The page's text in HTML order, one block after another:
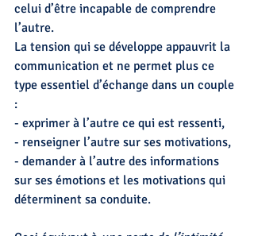
celui d’être incapable de comprendre
l’autre.
La tension qui se développe appauvrit la
communication et ne permet plus ce
type essentiel d’échange dans un couple
:
- exprimer à l’autre ce qui est ressenti,
- renseigner l’autre sur ses motivations,
- demander à l’autre des informations
sur ses émotions et les motivations qui
déterminent sa conduite.